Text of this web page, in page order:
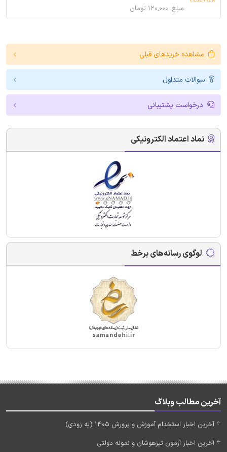
مبلغ: ۱۲۰,۰۰۰ تومان
مشاهده خریدهای قبلی
سوالات متداول
درخواست پشتیبانی
نماد اعتماد الکترونیکی
لوگوی رسانه‌های برخط
آخرین مطالب وبلاگ
آخرین اخبار استخدام آموزش و پرورش 1405 (به زودی)
آخرین اخبار آزمون تیزهوشان و نمونه دولتی